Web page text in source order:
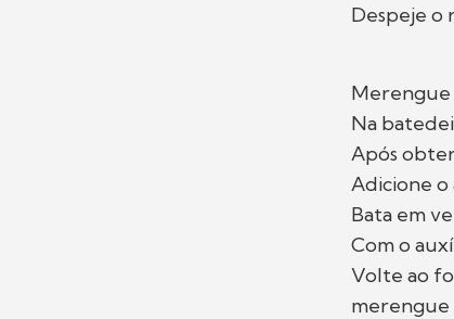
Despeje o
Merengue
Na
Após
Adicione
Bata em
Com o
Volte ao
merengue